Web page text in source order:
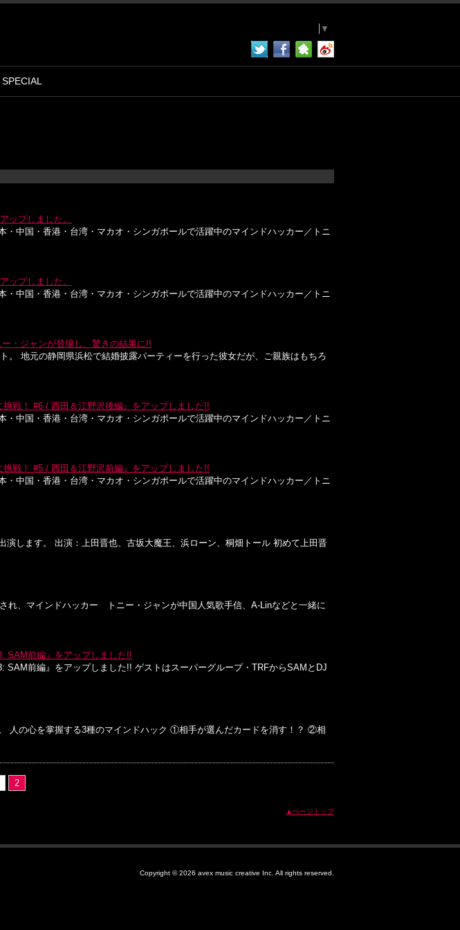
▼
SPECIAL
ップしました。
中国・香港・台湾・マカオ・シンガポールで活躍中のマインドハッカー／トニ
ップしました。
中国・香港・台湾・マカオ・シンガポールで活躍中のマインドハッカー／トニ
・ジャンが登場し、驚きの結果に!!
地元の静岡県浜松で結婚披露パーティーを行った彼女だが、ご親族はもちろ
戦！ #6 / 西田＆江野沢後編』をアップしました!!
中国・香港・台湾・マカオ・シンガポールで活躍中のマインドハッカー／トニ
戦！ #5 / 西田＆江野沢前編』をアップしました!!
中国・香港・台湾・マカオ・シンガポールで活躍中のマインドハッカー／トニ
します。 出演：上田晋也、古坂大魔王、浜ローン、桐畑トール 初めて上田晋
れ、マインドハッカー トニー・ジャンが中国人気歌手信、A-Linなどと一緒に
SAM前編』をアップしました!!
前編』をアップしました!! ゲストはスーパーグループ・TRFからSAMとDJ
人の心を掌握する3種のマインドハック ①相手が選んだカードを消す！？ ②相
2
▲ページトップ
Copyright ©2026 avex music creative Inc. All rights reserved.